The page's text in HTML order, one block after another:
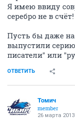
Я имею ввиду
серебро не в счёт!
Пусть бы даже
выпустили серию
писатели" или
ОТВЕТИТЬ
Томич
member
26 марта 2013